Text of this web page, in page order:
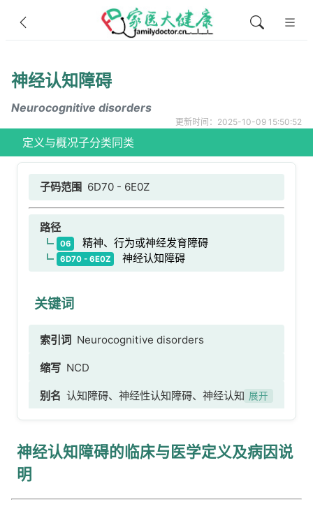
神经认知障碍
Neurocognitive disorders
更新时间：2025-10-09 15:50:52
定义与概况子分类同类
子码范围 6D70 - 6E0Z
路径
06 精神、行为或神经发育障碍
6D70 - 6E0Z 神经认知障碍
关键词
索引词 Neurocognitive disorders
缩写 NCD
别名 认知障碍、神经性认知障碍、神经认知功能
展开
神经认知障碍的临床与医学定义及病因说
明